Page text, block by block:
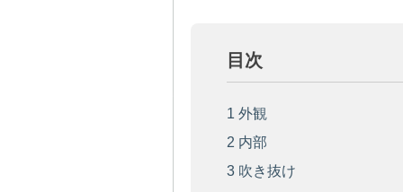
目次
1 外観
2 内部
3 吹き抜け